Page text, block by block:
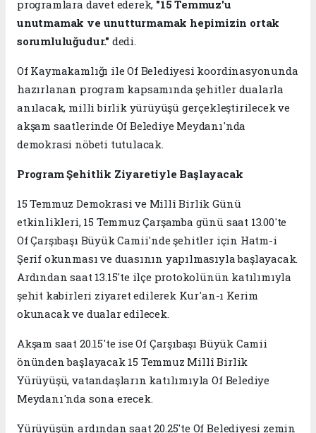
programlara davet ederek, "15 Temmuz'u
unutmamak ve unutturmamak hepimizin ortak
sorumluluğudur." dedi.
Of Kaymakamlığı ile Of Belediyesi koordinasyonunda
hazırlanan program kapsamında şehitler dualarla
anılacak, milli birlik yürüyüşü gerçekleştirilecek ve
akşam saatlerinde Of Belediye Meydanı'nda
demokrasi nöbeti tutulacak.
Program Şehitlik Ziyaretiyle Başlayacak
15 Temmuz Demokrasi ve Millî Birlik Günü
etkinlikleri, 15 Temmuz Çarşamba günü saat 13.00'te
Of Çarşıbaşı Büyük Camii'nde şehitler için Hatm-i
Şerif okunması ve duasının yapılmasıyla başlayacak.
Ardından saat 13.15'te ilçe protokolünün katılımıyla
şehit kabirleri ziyaret edilerek Kur'an-ı Kerim
okunacak ve dualar edilecek.
Akşam saat 20.15'te ise Of Çarşıbaşı Büyük Camii
önünden başlayacak 15 Temmuz Millî Birlik
Yürüyüşü, vatandaşların katılımıyla Of Belediye
Meydanı'nda sona erecek.
Yürüyüşün ardından saat 20.25'te Of Belediyesi zemin